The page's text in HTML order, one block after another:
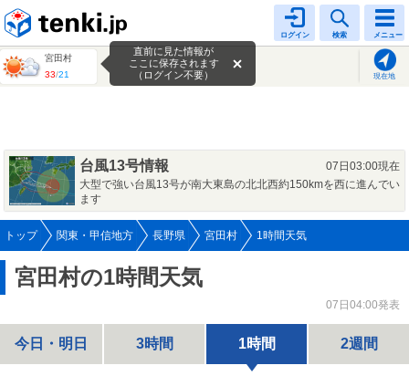
ログイン 検索 メニュー
宮田村
33/21 現在地
直前に見た情報が
ここに保存されます
（ログイン不要）
台風13号情報
07日03:00現在
大型で強い台風13号が南大東島の北北西約150kmを西に進んでい
ます
トップ 関東・甲信地方 長野県 宮田村 1時間天気
宮田村の1時間天気
07日04:00発表
今日・明日 3時間 1時間 2週間